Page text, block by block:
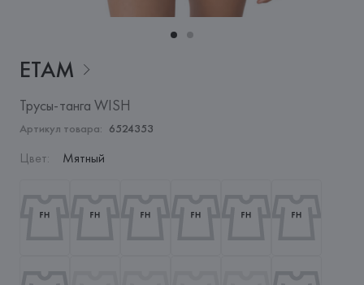
ETAM
Трусы-танга WISH
Артикул товара: 6524353
Цвет: Мятный